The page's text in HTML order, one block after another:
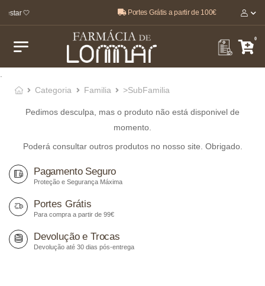
estar 🤍 Portes Grátis a partir de 100€
0
Categoria
Familia >SubFamilia
Pedimos desculpa, mas o produto não está disponivel de
momento.
Poderá consultar outros produtos no nosso site. Obrigado.
Pagamento Seguro
Proteção e Segurança Máxima
Portes Grátis
Para compra a partir de 99€
Devolução e Trocas
Devolução até 30 dias pós-entrega